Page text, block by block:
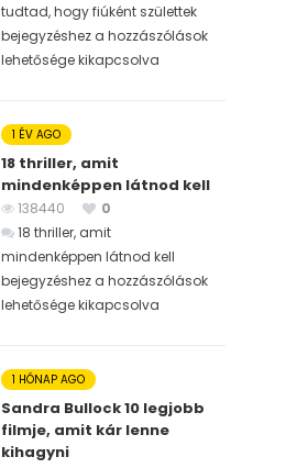
tudtad, hogy fiúként születtek
bejegyzéshez a hozzászólások
lehetősége kikapcsolva
1 ÉV AGO
18 thriller, amit
mindenképpen látnod kell
138440
0
18 thriller, amit
mindenképpen látnod kell
bejegyzéshez a hozzászólások
lehetősége kikapcsolva
1 HÓNAP AGO
Sandra Bullock 10 legjobb
filmje, amit kár lenne
kihagyni